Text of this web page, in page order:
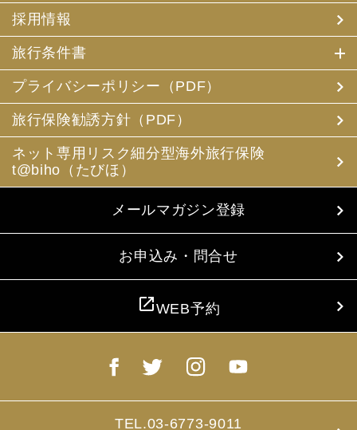
(2) 当社は、旅行先でのお客様のお買い物等の便宜のた
め、当社の保有するお客様の個人データを土産物店に提供
することがあります。この場合、お客様の氏名、パスポー
ト番号及び搭乗される航空便名等に係る個人データを、予
め電磁的方法等で送付することによって提供いたします。
お客様の旅行中の連絡先の方の個人情報をお伺いすること
があります。この個人情報は、お客様に疾病等があった場
合で連絡先の方へ連絡の必要があると当社が認めた場合に
使用させていただきます。お客様は、連絡先の方の個人情
報を当社らに提供することについて連絡先の方の同意を得
るものとします。
4. お客様個人情報の収集・利用について
当社は、お客様の個人情報を収集、利用するにあたり、以
下の取扱いをしておりますことを予めご承知おき願いま
(1) 収集目的、利用範囲をパンフレット、お申込書に明示
(2) お客様の同意がない限り、収集目的以外に使用いたし
し、同意を得ます。
(4) お客様が未成年者の場合、親権者の同意を得ます。
た、お申込のあった旅行の手配及び旅程の管理のために、
以下の当社のグループ企業とお客様情報を共有する場合が
採用情報
旅行条件書
プライバシーポリシー（PDF）
旅行保険勧誘方針（PDF）
ネット専用リスク細分型海外旅行保険
t@biho（たびほ）
メールマガジン登録
お申込み・問合せ
open_in_newWEB予約
TEL.03-6773-9011